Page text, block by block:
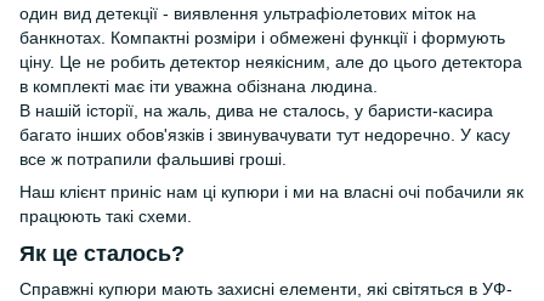
один вид детекції - виявлення ультрафіолетових міток на
банкнотах. Компактні розміри і обмежені функції і формують
ціну. Це не робить детектор неякісним, але до цього детектора
в комплекті має іти уважна обізнана людина.
В нашій історії, на жаль, дива не сталось, у баристи-касира
багато інших обов'язків і звинувачувати тут недоречно. У касу
все ж потрапили фальшиві гроші.
Наш клієнт приніс нам ці купюри і ми на власні очі побачили як
працюють такі схеми.
Як це сталось?
Справжні купюри мають захисні елементи, які світяться в УФ-